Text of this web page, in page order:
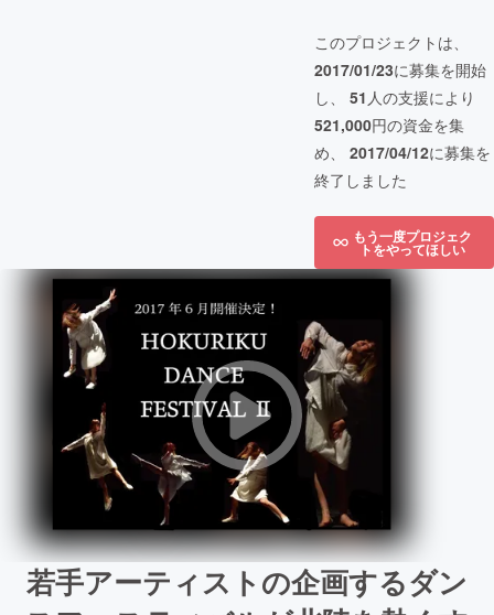
このプロジェクトは、
2017/01/23に募集を開始
し、 51 人の支援により
521,000円の資金を集
め、 2017/04/12に募集を
終了しました
もう一度プロジェク
トをやってほしい
若手アーティストの企画するダン